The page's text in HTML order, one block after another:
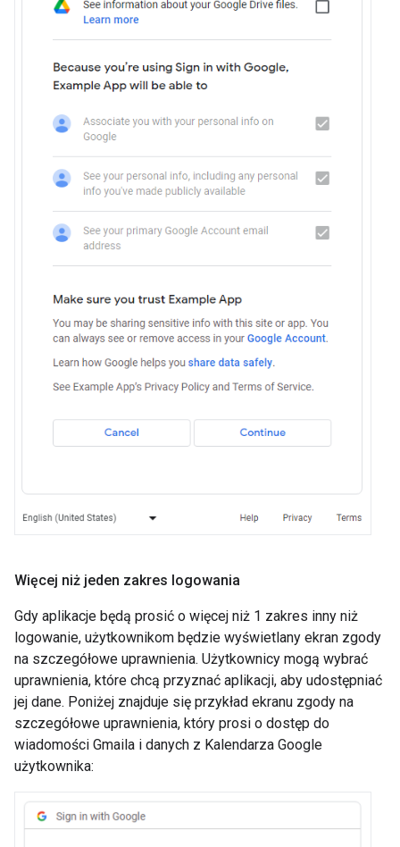
Więcej niż jeden zakres logowania
Gdy aplikacje będą prosić o więcej niż 1 zakres inny niż
logowanie, użytkownikom będzie wyświetlany ekran zgody
na szczegółowe uprawnienia. Użytkownicy mogą wybrać
uprawnienia, które chcą przyznać aplikacji, aby udostępniać
jej dane. Poniżej znajduje się przykład ekranu zgody na
szczegółowe uprawnienia, który prosi o dostęp do
wiadomości Gmaila i danych z Kalendarza Google
użytkownika: